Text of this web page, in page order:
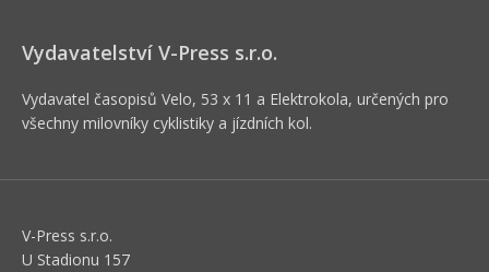
Vydavatelství V-Press s.r.o.
Vydavatel časopisů Velo, 53 x 11 a Elektrokola, určených pro
všechny milovníky cyklistiky a jízdních kol.
V-Press s.r.o.
U Stadionu 157